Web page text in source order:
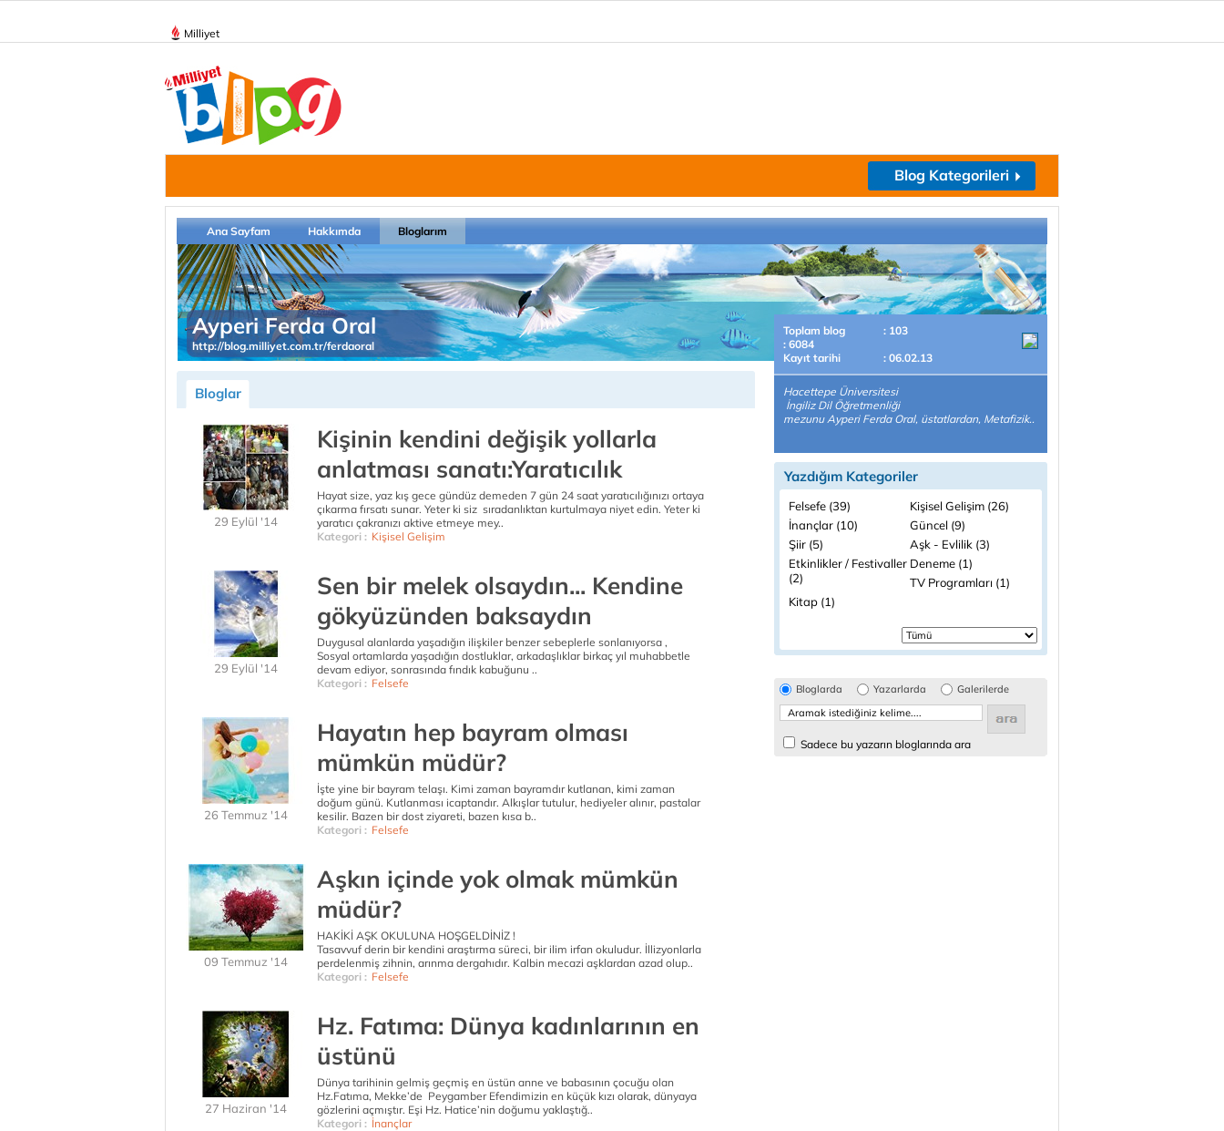
Milliyet
Blog Kategorileri
Ana Sayfam Hakkımda Bloglarım
Ayperi Ferda Oral
http://blog.milliyet.com.tr/ferdaoral
Bloglar
29 Eylül '14
Kişinin kendini değişik yollarla
anlatması sanatı:Yaratıcılık
Hayat size, yaz kış gece gündüz demeden 7 gün 24 saat yaratıcılığınızı ortaya
çıkarma fırsatı sunar. Yeter ki siz sıradanlıktan kurtulmaya niyet edin. Yeter ki
yaratıcı çakranızı aktive etmeye mey..
Kategori : Kişisel Gelişim
29 Eylül '14
Sen bir melek olsaydın... Kendine
gökyüzünden baksaydın
Duygusal alanlarda yaşadığın ilişkiler benzer sebeplerle sonlanıyorsa ,
Sosyal ortamlarda yaşadığın dostluklar, arkadaşlıklar birkaç yıl muhabbetle
devam ediyor, sonrasında fındık kabuğunu ..
Kategori : Felsefe
26 Temmuz '14
Hayatın hep bayram olması
mümkün müdür?
İşte yine bir bayram telaşı. Kimi zaman bayramdır kutlanan, kimi zaman
doğum günü. Kutlanması icaptandır. Alkışlar tutulur, hediyeler alınır, pastalar
kesilir. Bazen bir dost ziyareti, bazen kısa b..
Kategori : Felsefe
09 Temmuz '14
Aşkın içinde yok olmak mümkün
müdür?
HAKİKİ AŞK OKULUNA HOŞGELDİNİZ !
Tasavvuf derin bir kendini araştırma süreci, bir ilim irfan okuludur. İllizyonlarla
perdelenmiş zihnin, arınma dergahıdır. Kalbin mecazi aşklardan azad olup..
Kategori : Felsefe
27 Haziran '14
Hz. Fatıma: Dünya kadınlarının en
üstünü
Dünya tarihinin gelmiş geçmiş en üstün anne ve babasının çocuğu olan
Hz.Fatıma, Mekke’de Peygamber Efendimizin en küçük kızı olarak, dünyaya
gözlerini açmıştır. Eşi Hz. Hatice’nin doğumu yaklaştığ..
Kategori : İnançlar
Toplam blog
: 103
: 6084
Kayıt tarihi
: 06.02.13
Hacettepe Üniversitesi
İngiliz Dil Öğretmenliği
mezunu Ayperi Ferda Oral, üstatlardan, Metafizik..
Yazdığım Kategoriler
Felsefe (39)
Kişisel Gelişim (26)
İnançlar (10)
Güncel (9)
Şiir (5)
Aşk - Evlilik (3)
Etkinlikler / Festivaller
(2)
Deneme (1)
TV Programları (1)
Kitap (1)
Bloglarda Yazarlarda Galerilerde
Sadece bu yazarın bloglarında ara